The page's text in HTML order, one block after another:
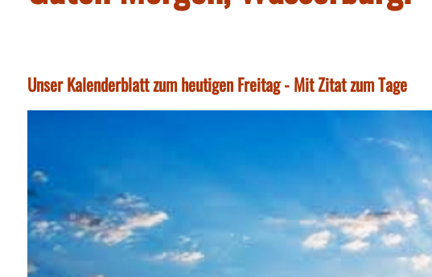
Unser Kalenderblatt zum heutigen Freitag - Mit Zitat zum Tage